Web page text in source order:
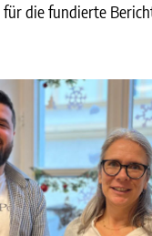
für die fundierte